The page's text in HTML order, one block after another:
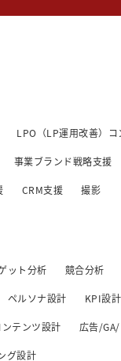
LPO（LP運用改善）コ
事業ブランド戦略支援
CRM支援 撮影
ット分析 競合分析
ペルソナ設計 KPI設計
ンテンツ設計 広告/
グ設計